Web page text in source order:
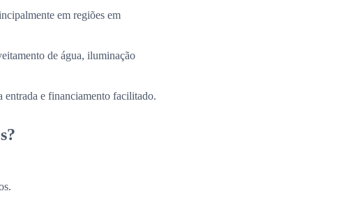
em regiões em
de água, iluminação
entrada e financiamento facilitado.